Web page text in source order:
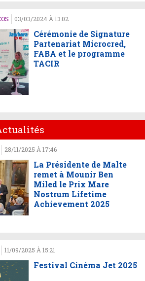
03/03/2024 À 13:02
Cérémonie de Signature
Partenariat Microcred,
FABA et le programme
TACIR
28/11/2025 À 17:46
La Présidente de Malte
remet à Mounir Ben
Miled le Prix Mare
Nostrum Lifetime
Achievement 2025
11/09/2025 À 15:21
Festival Cinéma Jet 2025